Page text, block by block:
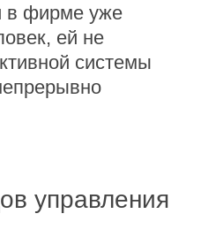
в фирме уже
ей не
системы
управления